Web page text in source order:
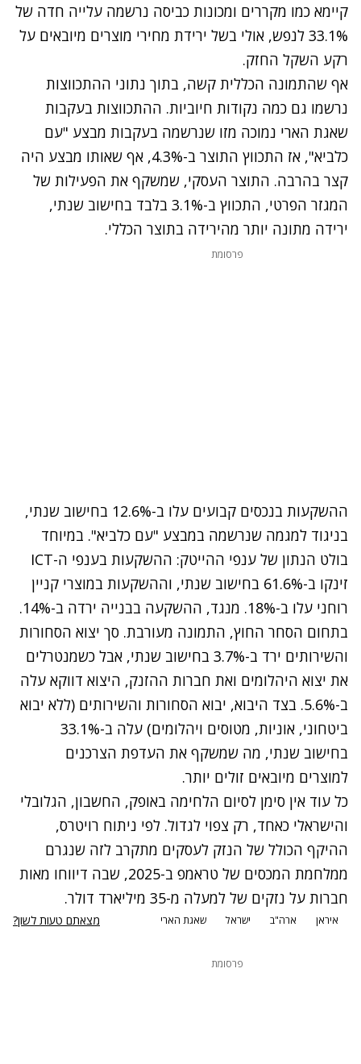
קיימא כמו מקררים ומכונות כביסה נרשמה עלייה חדה של
33.1% לנפש, אולי בשל ירידת מחירי מוצרים מיובאים על
רקע השקל החזק.
אף שהתמונה הכללית קשה, בתוך נתוני ההתכווצות
נרשמו גם כמה נקודות חיוביות. ההתכווצות בעקבות
שאגת הארי נמוכה מזו שנרשמה בעקבות מבצע "עם
כלביא", אז התכווץ התוצר ב-4.3%, אף שאותו מבצע היה
קצר בהרבה. התוצר העסקי, שמשקף את הפעילות של
המגזר הפרטי, התכווץ ב-3.1% בלבד בחישוב שנתי,
ירידה מתונה יותר מהירידה בתוצר הכללי.
פרסומת
ההשקעות בנכסים קבועים עלו ב-12.6% בחישוב שנתי,
בניגוד למגמה שנרשמה במבצע "עם כלביא". במיוחד
בולט הנתון של ענפי ההייטק: ההשקעות בענפי ה-ICT
זינקו ב-61.6% בחישוב שנתי, וההשקעות במוצרי קניין
רוחני עלו ב-18%. מנגד, ההשקעה בבנייה ירדה ב-14%.
בתחום הסחר החוץ, התמונה מעורבת. סך יצוא הסחורות
והשירותים ירד ב-3.7% בחישוב שנתי, אבל כשמנטרלים
את יצוא היהלומים ואת חברות ההזנק, היצוא דווקא עלה
ב-5.6%. בצד היבוא, יבוא הסחורות והשירותים (ללא יבוא
ביטחוני, אוניות, מטוסים ויהלומים) עלה ב-33.1%
בחישוב שנתי, מה שמשקף את העדפת הצרכנים
למוצרים מיובאים זולים יותר.
כל עוד אין סימן לסיום הלחימה באופק, החשבון, הגלובלי
והישראלי כאחד, רק צפוי לגדול. לפי ניתוח רויטרס,
ההיקף הכולל של הנזק לעסקים מתקרב לזה שנגרם
ממלחמת המכסים של טראמפ ב-2025, שבה דיווחו מאות
חברות על נזקים של למעלה מ-35 מיליארד דולר.
איראן ארה"ב ישראל שאגת הארי מצאתם טעות לשון?
פרסומת